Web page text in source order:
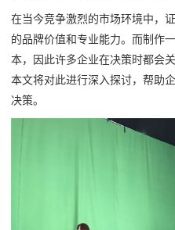
在当今竞争激烈的市场环境中，
的品牌价值和专业能力。而制作
本，因此许多企业在决策时都会
本文将对此进行深入探讨，帮助
决策。